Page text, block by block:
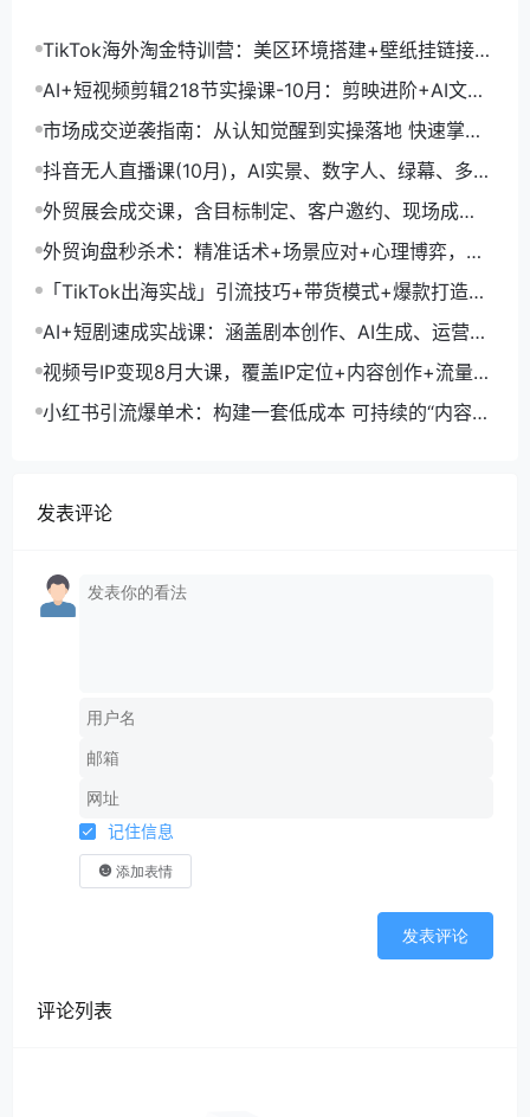
TikTok海外淘金特训营：美区环境搭建+壁纸挂链接
+剪映数字人，月入1.5万
AI+短视频剪辑218节实操课-10月：剪映进阶+AI文案
生成+账号运营，月入2万
市场成交逆袭指南：从认知觉醒到实操落地 快速掌握
市场开拓与成交核心能力
抖音无人直播课(10月)，AI实景、数字人、绿幕、多种
玩法、24小时自动盈利
外贸展会成交课，含目标制定、客户邀约、现场成
交，系统化SOP提升参展ROI
外贸询盘秒杀术：精准话术+场景应对+心理博弈，单
月询盘转化率提升200%
「TikTok出海实战」引流技巧+带货模式+爆款打造，
单月变现10万+秘籍
AI+短剧速成实战课：涵盖剧本创作、AI生成、运营变
现，单部剧收益破万
视频号IP变现8月大课，覆盖IP定位+内容创作+流量获
取+合规运营+商业转化
小红书引流爆单术：构建一套低成本 可持续的“内容-
发表评论
记住信息
添加表情
发表评论
评论列表